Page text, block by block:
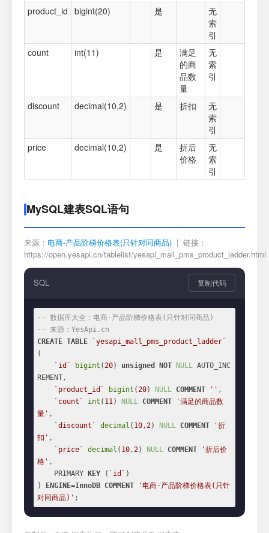
product_id bigint(20) 是
无
索
引
count
int(11) 是
满足
的商
品数
量
无
索
引
discount decimal(10,2) 是 折扣
无
索
引
price
decimal(10,2) 是
折后
价格
无
索
引
MySQL建表SQL语句
来源： 电商-产品阶梯价格表(只针对同商品) | 链接：
https://open.yesapi.cn/tablelist/yesapi_mall_pms_product_ladder.html
SQL 复制代码
-- 数据库大全：电商-产品阶梯价格表(只针对同商品)
-- 来源：YesApi.cn
CREATE TABLE
`yesapi_mall_pms_product_ladder`
(
`id`
bigint (20) unsigned NOT NULL AUTO_INC
REMENT,
`product_id`
bigint (20) NULL COMMENT '' ,
`count`
int ( 11) NULL COMMENT
'满足的商品数
量' ,
`discount`
decimal ( 10,2) NULL COMMENT
'折
扣' ,
`price`
decimal ( 10,2) NULL COMMENT
'折后价
格' ,
    PRIMARY
KEY ( `id` )
)
ENGINE=InnoDB COMMENT
'电商-产品阶梯价格表(只针
对同商品)' ;